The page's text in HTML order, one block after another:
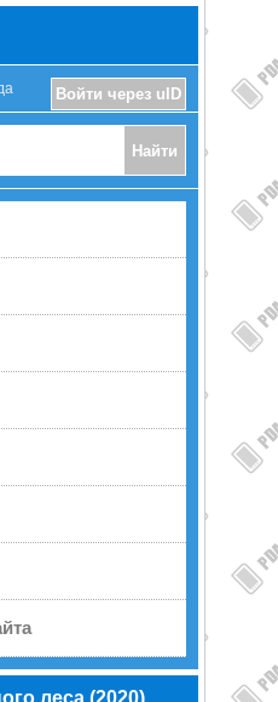
Войти через uID
леса (2020)